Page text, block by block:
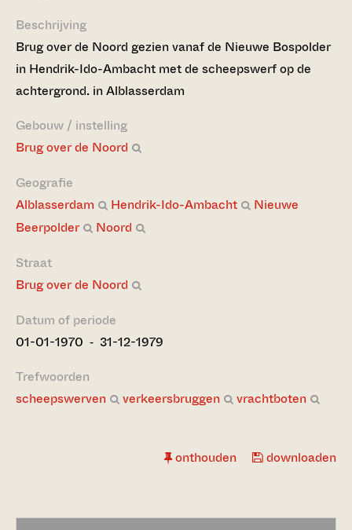
Beschrijving
Brug over de Noord gezien vanaf de Nieuwe Bospolder
in Hendrik-Ido-Ambacht met de scheepswerf op de
achtergrond. in Alblasserdam
Gebouw / instelling
Brug over de Noord
Geografie
Alblasserdam
Hendrik-Ido-Ambacht
Nieuwe
Beerpolder
Noord
Straat
Brug over de Noord
Datum of periode
01-01-1970 ‐ 31-12-1979
Trefwoorden
scheepswerven
verkeersbruggen vrachtboten
onthouden downloaden